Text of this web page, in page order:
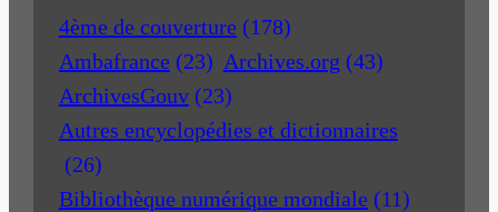
4ème de couverture (178)
Ambafrance (23) Archives.org (43)
ArchivesGouv (23)
Autres encyclopédies et dictionnaires
(26)
Bibliothèque numérique mondiale (11)